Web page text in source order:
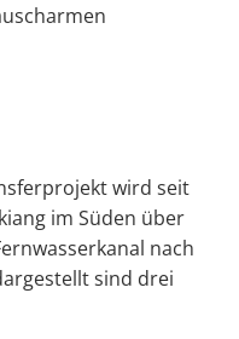
wird seit
im Süden über
nach
sind drei